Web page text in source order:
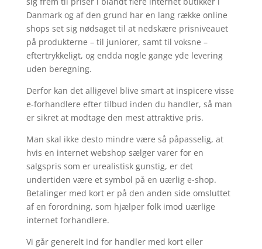
Danmark og af den grund har en lang række online
shops set sig nødsaget til at nedskære prisniveauet
på produkterne – til juniorer, samt til voksne –
eftertrykkeligt, og endda nogle gange yde levering
uden beregning.
Derfor kan det alligevel blive smart at inspicere visse
e-forhandlere efter tilbud inden du handler, så man
er sikret at modtage den mest attraktive pris.
Man skal ikke desto mindre være så påpasselig, at
hvis en internet webshop sælger varer for en
salgspris som er urealistisk gunstig, er det
undertiden være et symbol på en uærlig e-shop.
Betalinger med kort er på den anden side omsluttet
af en forordning, som hjælper folk imod uærlige
internet forhandlere.
Vi går generelt ind for handler med kort eller